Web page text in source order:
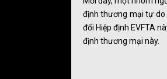
định thương mại tự do
đối Hiệp định EVFTA
định thương mại này.